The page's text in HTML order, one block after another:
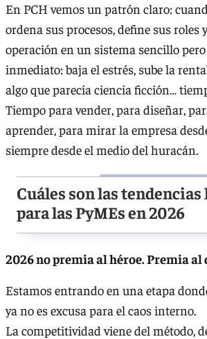
En PCH vemos un patrón claro:
ordena sus procesos, define sus roles
operación en un sistema sencillo
inmediato: baja el estrés, sube la
algo que parecía ciencia ficción…
Tiempo para vender, para diseñar,
aprender, para mirar la empresa
siempre desde el medio del huracán.
Cuáles son las
para las PyMEs en 2026
2026 no premia al héroe. Premia al
Estamos entrando en una etapa
ya no es excusa para el caos interno.
La competitividad viene del método,